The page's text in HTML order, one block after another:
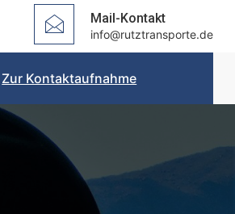
Mail-Kontakt
info@rutztransporte.de
Zur Kontaktaufnahme